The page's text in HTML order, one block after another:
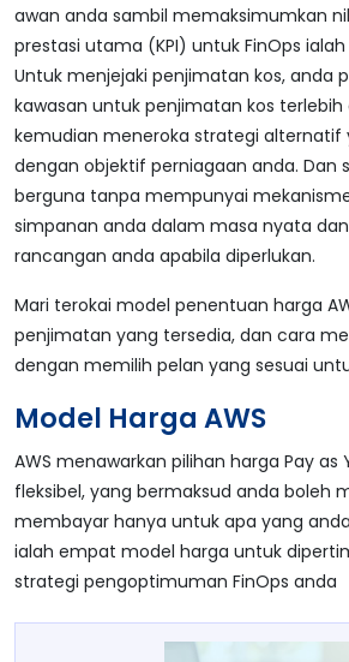
awan anda sambil memaksimumkan
prestasi utama (KPI) untuk FinOps
Untuk menjejaki penjimatan kos, anda
kawasan untuk penjimatan kos terlebih
kemudian meneroka strategi alternatif
dengan objektif perniagaan anda. Dan
berguna tanpa mempunyai
simpanan anda dalam masa nyata
rancangan anda apabila diperlukan.
Mari terokai model penentuan harga
penjimatan yang tersedia, dan cara
dengan memilih pelan yang sesuai
Model Harga AWS
AWS menawarkan pilihan harga Pay as
fleksibel, yang bermaksud anda boleh
membayar hanya untuk apa yang
ialah empat model harga untuk
strategi pengoptimuman FinOps anda